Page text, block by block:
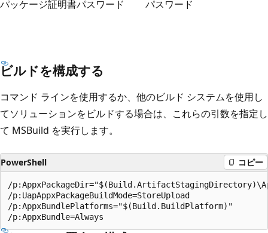
パッケージ証明書パスワード パスワード
ビルドを構成する
コマンド ラインを使用するか、他のビルド システムを使用し
てソリューションをビルドする場合は、これらの引数を指定し
て MSBuild を実行します。
PowerShell コピー
/
/p:UapAppxPackageBuildMode=StoreUpload
/p:AppxBundlePlatforms="$(Build.BuildPlatform)"